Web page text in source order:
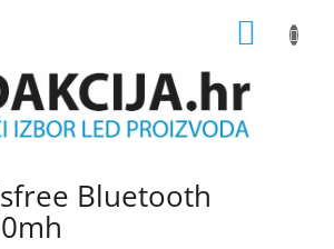
Bluetooth